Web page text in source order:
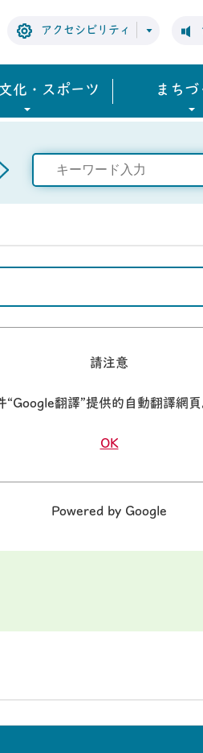
アクセシビリティ
化・スポーツ まちづ
請注意
翻譯”提供的自動翻譯網
OK
Powered by Google